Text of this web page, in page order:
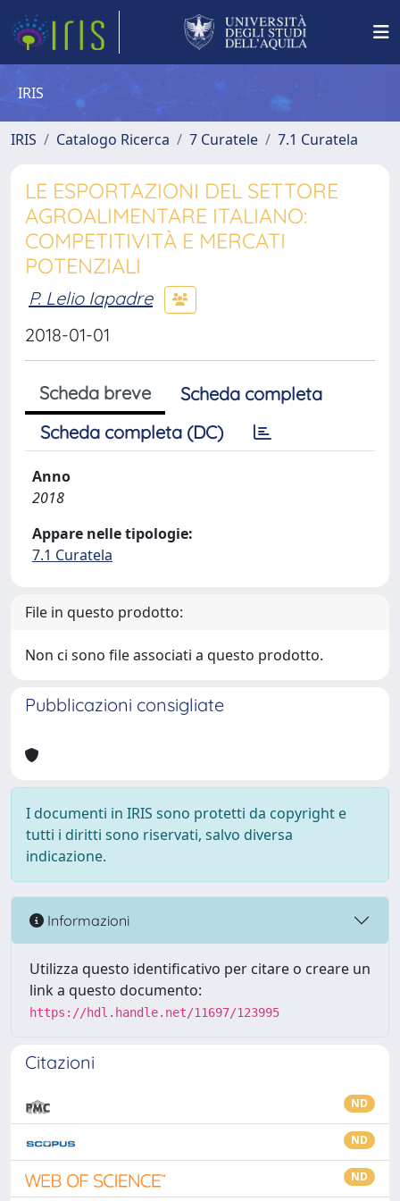
IRIS
IRIS Catalogo Ricerca 7 Curatele 7.1 Curatela
LE ESPORTAZIONI DEL SETTORE
AGROALIMENTARE ITALIANO:
COMPETITIVITÀ E MERCATI
POTENZIALI
P. Lelio Iapadre
2018-01-01
Scheda breve
Scheda completa
Scheda completa (DC)
Anno
2018
Appare nelle tipologie:
7.1 Curatela
File in questo prodotto:
Non ci sono file associati a questo prodotto.
Pubblicazioni consigliate
I documenti in IRIS sono protetti da copyright e
tutti i diritti sono riservati, salvo diversa
indicazione.
Informazioni
Utilizza questo identificativo per citare o creare un
link a questo documento:
https://hdl.handle.net/11697/123995
Citazioni
ND
ND
ND